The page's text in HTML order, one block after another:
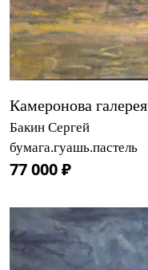
Камеронова галерея
Бакин Сергей
бумага.гуашь.пастель
77 000 ₽